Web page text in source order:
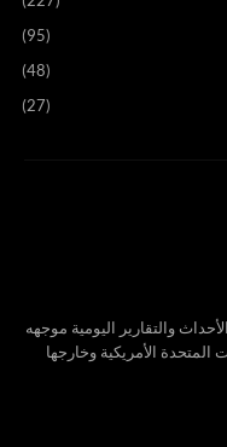
(95)
(48)
(27)
والتقارير اليومية موجهه
المتحدة الأمريكية وخارجها